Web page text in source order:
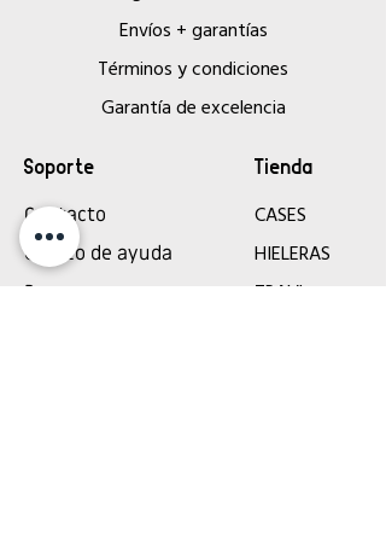
Envíos + garantías
Términos y condiciones
Garantía de excelencia
Soporte
Contacto
Centro de ayuda
Reserva una
Tienda
CASES
HIELERAS
TRAVL